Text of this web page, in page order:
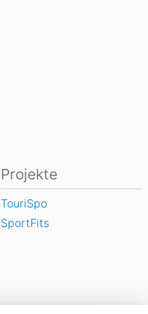
Projekte
TouriSpo
SportFits